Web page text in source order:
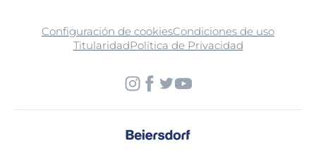
Configuración de cookiesCondiciones de uso
TitularidadPolítica de Privacidad